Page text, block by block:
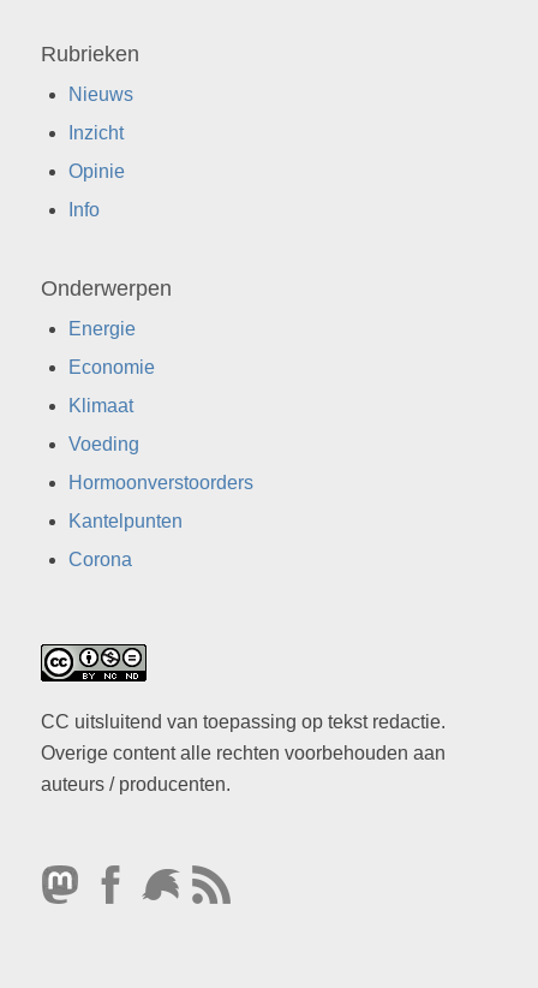
Rubrieken
Nieuws
Inzicht
Opinie
Info
Onderwerpen
Energie
Economie
Klimaat
Voeding
Hormoonverstoorders
Kantelpunten
Corona
CC uitsluitend van toepassing op tekst redactie.
Overige content alle rechten voorbehouden aan
auteurs / producenten.